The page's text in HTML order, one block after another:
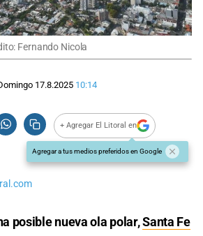
Fernando Nicola
17.8.2025 10:14
+ Agregar El Litoral en
Agregar a tus medios preferidos en Google
posible nueva ola polar,Santa Fe